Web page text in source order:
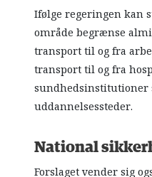
Ifølge regeringen kan
område begrænse
transport til og fra
transport til og fra
sundhedsinstitutioner
uddannelsessteder.
National
Forslaget vender sig